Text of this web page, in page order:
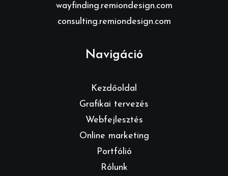
wayfinding.remiondesign.com
consulting.remiondesign.com
Navigáció
Kezdőoldal
Grafikai tervezés
Webfejlesztés
Online marketing
Portfólió
Rólunk